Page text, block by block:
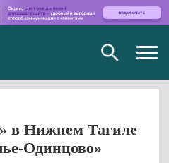
в Нижнем Тагиле
Одинцово»